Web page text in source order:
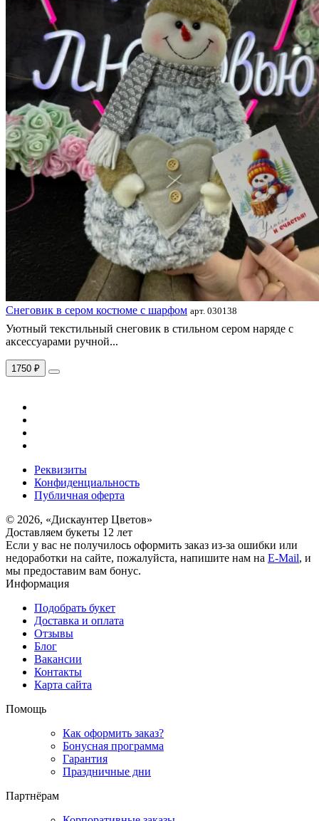
Снеговик в сером костюме с шарфом арт. 030138
Уютный текстильный снеговик в стильном сером наряде с
аксессуарами ручной...
1750 ₽
Реквизиты
Конфиденциальность
Публичная оферта
© 2026, «Дискаунтер Цветов»
Доставляем букеты 12 лет
Если у вас не получилось оформить заказ из-за ошибки или
недоработки на сайте, пожалуйста, напишите нам на E-Mail, и
мы предоставим вам бонус.
Информация
Подобрать букет
Доставка и оплата
Отзывы
Блог
Вакансии
Контакты
Карта сайта
Помощь
Как оформить заказ?
Бонусная программа
Гарантия
Праздничные дни
Партнёрам